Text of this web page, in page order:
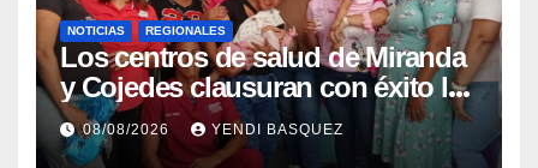
NOTICIAS REGIONALES
Los centros de salud de Miranda
y Cojedes clausuran con éxito la
Semana Mundial de la Lactancia
Materna
08/08/2026 YENDI BASQUEZ